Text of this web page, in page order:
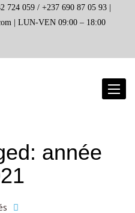
724 059 / +237 690 87 05 93 |
| LUN-VEN 09:00 – 18:00
année